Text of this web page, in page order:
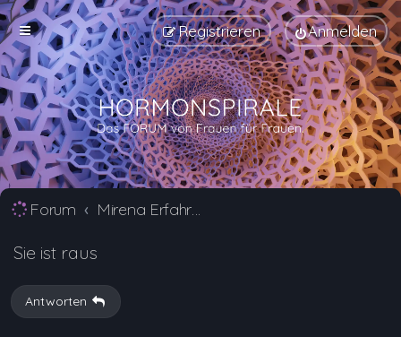
Anmelden
Registrieren
Forum Mirena Erfahrungsberichte und Nebenwirkungen
Sie ist raus
Antworten